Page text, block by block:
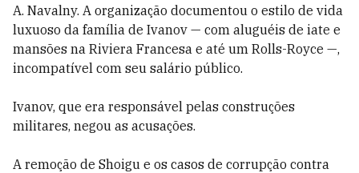
A. Navalny. A organização documentou o estilo de vida
luxuoso da família de Ivanov — com aluguéis de iate e
mansões na Riviera Francesa e até um Rolls-Royce —,
incompatível com seu salário público.
Ivanov, que era responsável pelas construções
militares, negou as acusações.
A remoção de Shoigu e os casos de corrupção contra